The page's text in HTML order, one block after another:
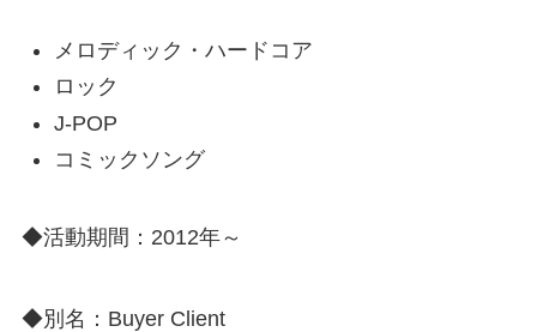
メロディック・ハードコア
ロック
J-POP
コミックソング
◆活動期間：2012年～
◆別名：Buyer Client